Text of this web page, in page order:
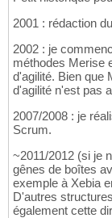
2001 : rédaction
2002 : je
méthodes Merise
d'agilité. Bien que
d'agilité n'est pas
2007/2008 : je
Scrum.
~2011/2012 (si je
gênes de boîtes
exemple à Xebia
D'autres
également cette